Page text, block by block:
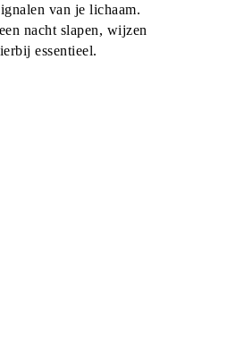
van je lichaam.
nacht slapen, wijzen
essentieel.